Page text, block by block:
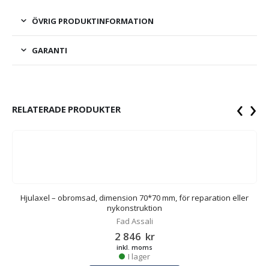
ÖVRIG PRODUKTINFORMATION
GARANTI
RELATERADE PRODUKTER
Hjulaxel – obromsad, dimension 70*70 mm, för reparation eller
nykonstruktion
Fad Assali
2 846 kr
inkl. moms
I lager
‹ ›